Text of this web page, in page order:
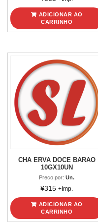
ADICIONAR AO
CARRINHO
CHA ERVA DOCE BARAO
10GX10UN
Preco por:Un.
¥315 +Imp.
ADICIONAR AO
CARRINHO